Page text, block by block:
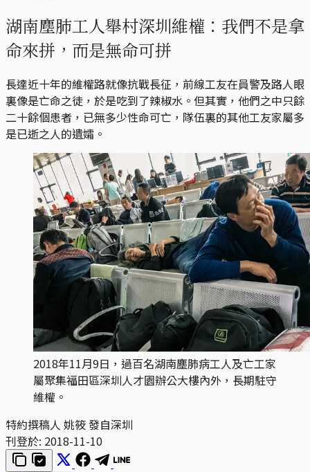
湖南塵肺工人舉村深圳維權：我們不是拿
命來拼，而是無命可拼
長達近十年的維權路就像抗戰長征，前線工友在員警及路人眼
裏像是亡命之徒，於是吃到了辣椒水。但其實，他們之中只餘
二十餘個患者，已無多少性命可亡，隊伍裏的其他工友家屬多
是已逝之人的遺孀。
2018年11月9日，過百名湖南塵肺病工人及亡工家
屬聚集福田區深圳人才園辦公大樓內外，長期駐守
維權。
特約撰稿人 姚筱 發自深圳
刊登於: 2018-11-10